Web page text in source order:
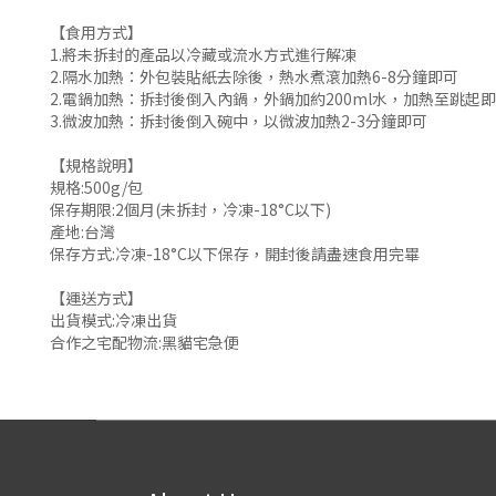
【食用方式】
1.將未拆封的產品以冷藏或流水方式進行解凍
2.隔水加熱：外包裝貼紙去除後，熱水煮滾加熱6-8分鐘即可
2.電鍋加熱：拆封後倒入內鍋，外鍋加約200ml水，加熱至跳起
3.微波加熱：拆封後倒入碗中，以微波加熱2-3分鐘即可
【規格說明】
規格:500g/包
保存期限:2個月(未拆封，冷凍-18°C以下)
產地:台灣
保存方式:冷凍-18°C以下保存，開封後請盡速食用完畢
【運送方式】
出貨模式:冷凍出貨
合作之宅配物流:黑貓宅急便